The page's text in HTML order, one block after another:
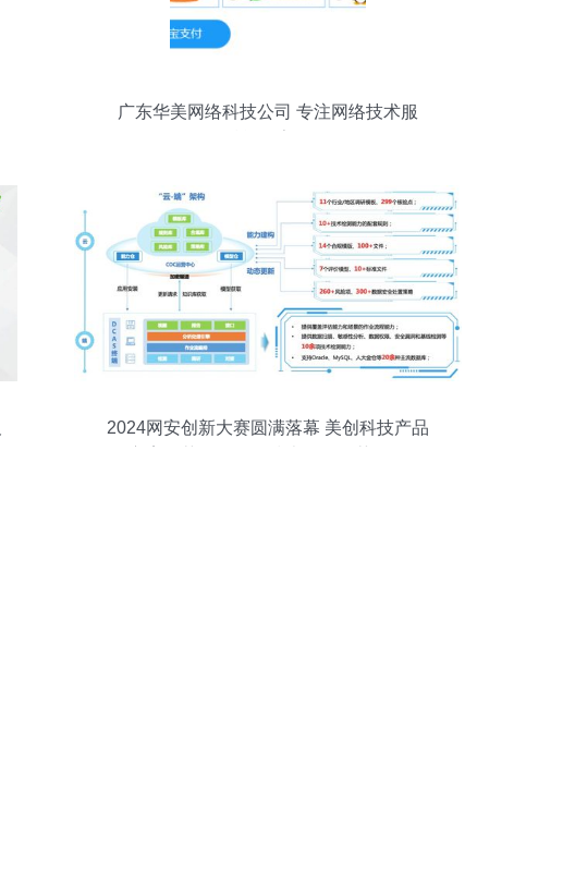
广东华美网络科技公司 专注网络技术服
2024网安创新大赛圆满落幕 美创科技产品